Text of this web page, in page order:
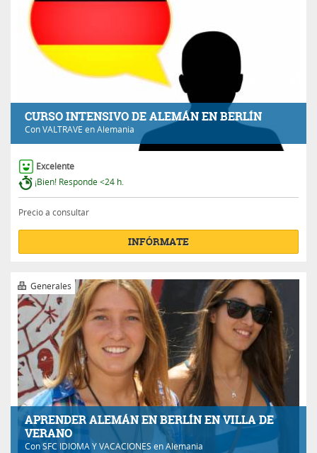
CURSO INTENSIVO DE ALEMÁN EN BERLÍN
ConVALTRAVE en Alemania
Excelente
¡Bien! Responde <24 h.
Precio a consultar
INFÓRMATE
APRENDER ALEMÁN EN BERLÍN EN VILLA DE
VERANO
ConSFC IDIOMA Y VACACIONES en Alemania
Generales